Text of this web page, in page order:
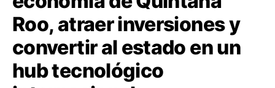
Roo, atraer inversiones y
convertir al estado en un
hub tecnológico